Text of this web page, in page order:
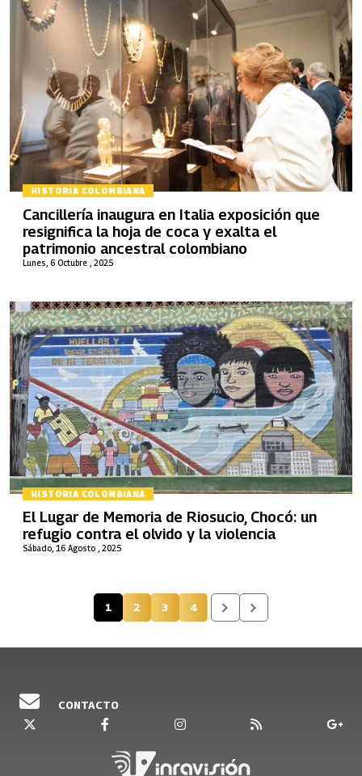
HISTORIA COLOMBIANA
Lunes, 6 Octubre , 2025
Cancillería inaugura en Italia exposición que
resignifica la hoja de coca y exalta el
patrimonio ancestral colombiano
HISTORIA COLOMBIANA
Sábado, 16 Agosto , 2025
El Lugar de Memoria de Riosucio, Chocó: un
refugio contra el olvido y la violencia
Página actual
1 Página
2 Página
3 Página
4
CONTACTO